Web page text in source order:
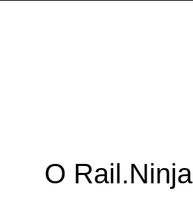
O Rail.Ninja